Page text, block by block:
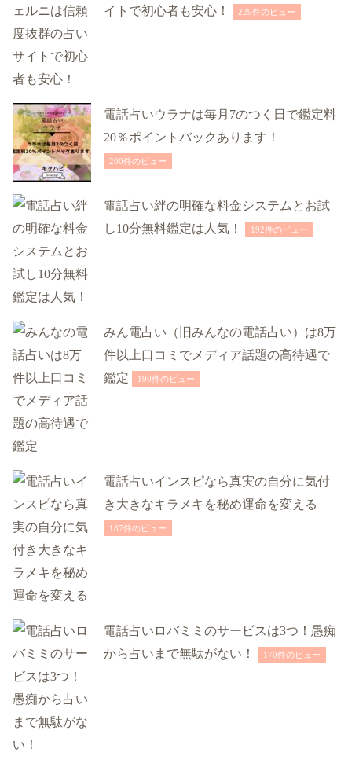
イトで初心者も安心！ 229件のビュー
電話占いウラナは毎月7のつく日で鑑定料
20％ポイントバックあります！
200件のビュー
電話占い絆の明確な料金システムとお試
し10分無料鑑定は人気！
192件のビュー
みん電占い（旧みんなの電話占い）は8万
件以上口コミでメディア話題の高待遇で
鑑定
190件のビュー
電話占いインスピなら真実の自分に気付
き大きなキラメキを秘め運命を変える
187件のビュー
電話占いロバミミのサービスは3つ！愚痴
から占いまで無駄がない！
170件のビュー